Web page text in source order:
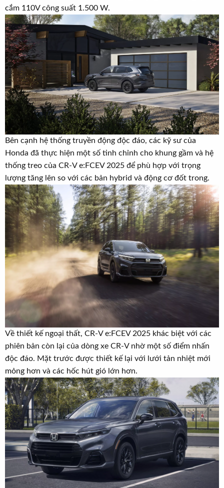
cắm 110V công suất 1.500 W.
Bên cạnh hệ thống truyền động độc đáo, các kỹ sư của
Honda đã thực hiện một số tinh chỉnh cho khung gầm và hệ
thống treo của CR-V e:FCEV 2025 để phù hợp với trọng
lượng tăng lên so với các bản hybrid và động cơ đốt trong.
Về thiết kế ngoại thất, CR-V e:FCEV 2025 khác biệt với các
phiên bản còn lại của dòng xe CR-V nhờ một số điểm nhấn
độc đáo. Mặt trước được thiết kế lại với lưới tản nhiệt mới
mỏng hơn và các hốc hút gió lớn hơn.